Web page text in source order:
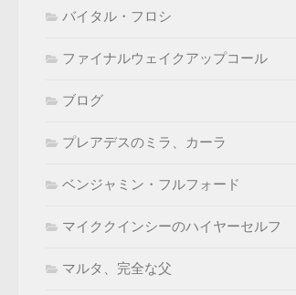
バイタル・フロシ
ファイナルウェイクアップコール
ブログ
プレアデスのミラ、カーラ
ベンジャミン・フルフォード
マイククインシーのハイヤーセルフ
マルタ、完全な父